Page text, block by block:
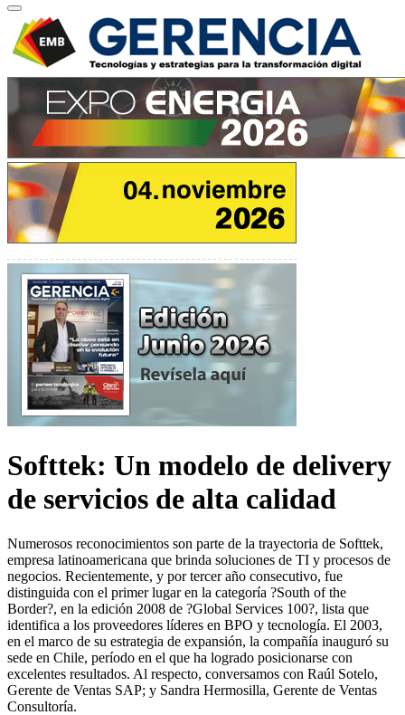
Softtek: Un modelo de delivery
de servicios de alta calidad
Numerosos reconocimientos son parte de la trayectoria de Softtek,
empresa latinoamericana que brinda soluciones de TI y procesos de
negocios. Recientemente, y por tercer año consecutivo, fue
distinguida con el primer lugar en la categoría ?South of the
Border?, en la edición 2008 de ?Global Services 100?, lista que
identifica a los proveedores líderes en BPO y tecnología. El 2003,
en el marco de su estrategia de expansión, la compañía inauguró su
sede en Chile, período en el que ha logrado posicionarse con
excelentes resultados. Al respecto, conversamos con Raúl Sotelo,
Gerente de Ventas SAP; y Sandra Hermosilla, Gerente de Ventas
Consultoría.